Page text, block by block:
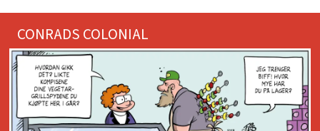
CONRADS COLONIAL